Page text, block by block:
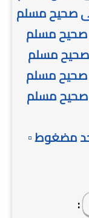
صحيح مسلم
صحيح مسلم
صحيح مسلم
صحيح مسلم
صحيح مسلم
: